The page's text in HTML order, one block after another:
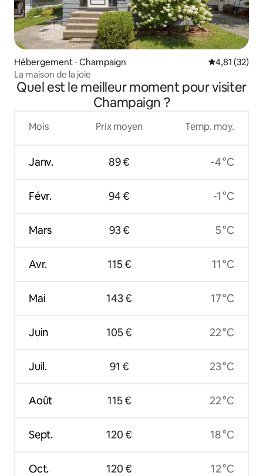
Hébergement ⋅ Champaign Évaluation
4,81 (32)
La maison de la joie
Quel est le meilleur moment pour visiter
Champaign ?
Mois
Janv.
Févr.
Mars
Avr.
Mai
Juin
Juil.
Août
Sept.
Oct.
Prix moyen
89 €
94 €
93 €
115 €
143 €
105 €
91 €
115 €
120 €
120 €
Temp. moy.
-4 °C
-1 °C
5 °C
11 °C
17 °C
22 °C
23 °C
22 °C
18 °C
12 °C